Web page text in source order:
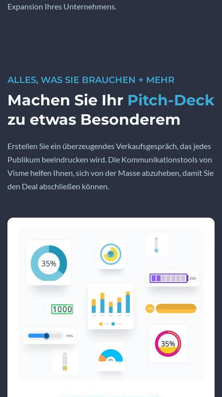
Expansion Ihres Unternehmens.
ALLES, WAS SIE BRAUCHEN + MEHR
Machen Sie Ihr Pitch-Deck
zu etwas Besonderem
Erstellen Sie ein überzeugendes Verkaufsgespräch, das jedes
Publikum beeindrucken wird. Die Kommunikationstools von
Visme helfen Ihnen, sich von der Masse abzuheben, damit Sie
den Deal abschließen können.